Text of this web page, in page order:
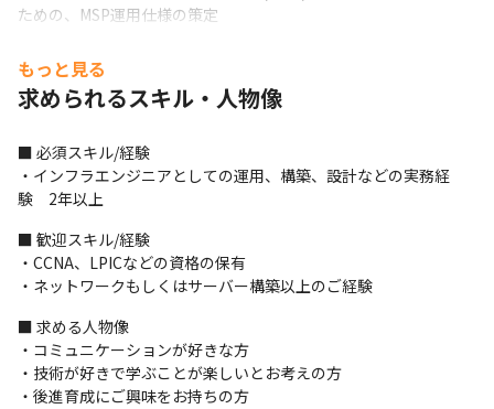
ための、MSP運用仕様の策定
・目標管理制度 による成果評価 と グレードごとの求められる期待
に対する行動やプロセスを評価する行動評価 の２つの評価制度を
・求められるグレード 役割 によって重視する評価項目を変える こ
とによってグレードごとの適正なを評価の実現できるようにして
おります。
度です
※詳細は面談・面接にてお伝えします
・オンプレからパブリッククラウド、ネットワークまで幅広い領
域に強みを持っています
・AWSやDevOpsなど最新の技術分野に挑戦していくことも可能で
す
もっと見る
求められるスキル・人物像
■ 必須スキル/経験
・インフラエンジニアとしての運用、構築、設計などの実務経
験　2年以上
■ 歓迎スキル/経験
・CCNA、LPICなどの資格の保有
・ネットワークもしくはサーバー構築以上のご経験
■ 求める人物像
・コミュニケーションが好きな方
・技術が好きで学ぶことが楽しいとお考えの方
・後進育成にご興味をお持ちの方